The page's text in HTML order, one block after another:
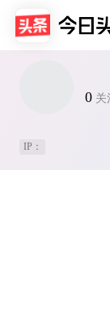
0 关
IP：